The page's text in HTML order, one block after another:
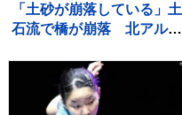
「土砂が崩落している」土
石流で橋が崩落 北アルプ
に登山客など約390人が孤
立状態 長野